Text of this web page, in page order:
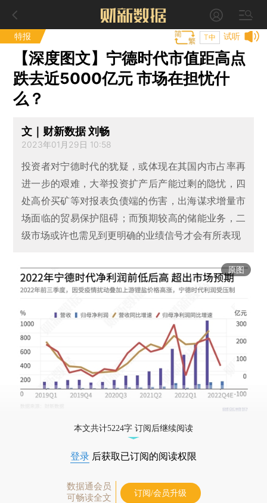
特报 试听
T中
【深度图文】宁德时代市值距高点
跌去近5000亿元 市场在担忧什
么？
文｜财新数据 刘畅
2023年01月29日 10:58
投资者对宁德时代的犹疑，或体现在其国内市占率再
进一步的艰难，大举投资扩产后产能过剩的隐忧，四
处高价买矿等对报表负债端的伤害，出海谋求增量市
场面临的贸易保护阻碍；而预期较高的储能业务，二
级市场或许也需见到更明确的业绩信号才会有所表现
原图
本文共计5224字 订阅后继续阅读
登录 后获取已订阅的阅读权限
数据通会员
可畅读全文
订阅/会员升级